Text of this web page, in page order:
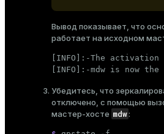
Вывод показывает, что
работает на исходном
[INFO]:-The
[INFO]:-mdw is now
Убедитесь, что
отключено, с помощью
мастер-хосте mdw: